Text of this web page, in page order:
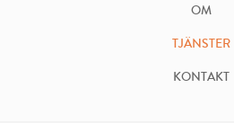
OM
TJÄNSTER
KONTAKT